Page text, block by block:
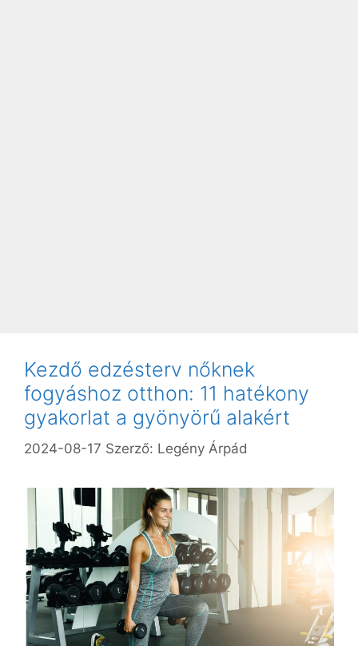
Kezdő edzésterv nőknek
fogyáshoz otthon: 11 hatékony
gyakorlat a gyönyörű alakért
2024-08-17 Szerző: Legény Árpád